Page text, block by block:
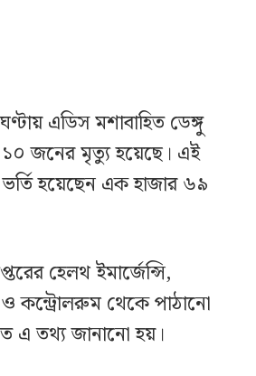
এডিস মশাবাহিত ডেঙ্গু
১০ জনের মৃত্যু হয়েছে। এই
হয়েছেন এক হাজার ৬৯
হেলথ ইমার্জেন্সি,
কন্ট্রোলরুম থেকে পাঠানো
এ তথ্য জানানো হয়।